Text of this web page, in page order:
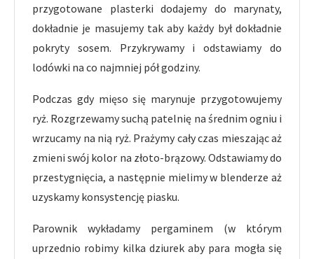
przygotowane plasterki dodajemy do marynaty,
dokładnie je masujemy tak aby każdy był dokładnie
pokryty sosem. Przykrywamy i odstawiamy do
lodówki na co najmniej pół godziny.
Podczas gdy mięso się marynuje przygotowujemy
ryż. Rozgrzewamy suchą patelnię na średnim ogniu i
wrzucamy na nią ryż. Prażymy cały czas mieszając aż
zmieni swój kolor na złoto-brązowy. Odstawiamy do
przestygnięcia, a następnie mielimy w blenderze aż
uzyskamy konsystencję piasku.
Parownik wykładamy pergaminem (w którym
uprzednio robimy kilka dziurek aby para mogła się